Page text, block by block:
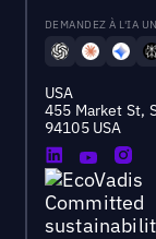
DEMANDEZ À L'IA
USA
455 Market St,
94105 USA